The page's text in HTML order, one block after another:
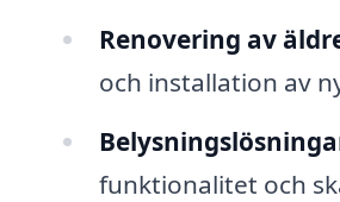
Renovering av
och installation av
funktionalitet och